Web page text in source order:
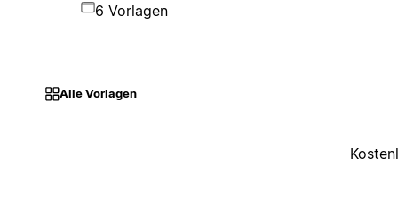
6 Vorlagen
Alle Vorlagen